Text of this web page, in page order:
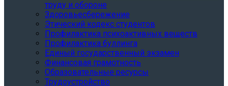
труду и обороне
Здоровьесбережение
Этический кодекс студентов
Профилактика психоактивных веществ
Профилактика буллинга
Единый государственный экзамен
Финансовая грамотность
Образовательные ресурсы
Трудоустройство